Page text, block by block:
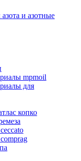
и азотные
mpmoil
для
копко